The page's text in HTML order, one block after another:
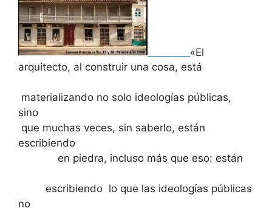
«El
arquitecto, al construir una cosa, está
materializando no solo ideologías públicas,
sino
que muchas veces, sin saberlo, están
escribiendo
en piedra, incluso más que eso: están
escribiendo lo que las ideologías públicas
no